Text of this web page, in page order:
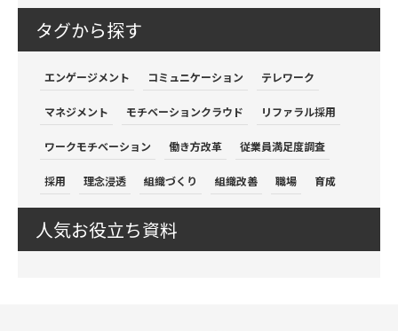
タグから探す
エンゲージメント コミュニケーション テレワーク
マネジメント モチベーションクラウド リファラル採用
ワークモチベーション 働き方改革 従業員満足度調査
採用 理念浸透 組織づくり 組織改善 職場 育成
人気お役立ち資料